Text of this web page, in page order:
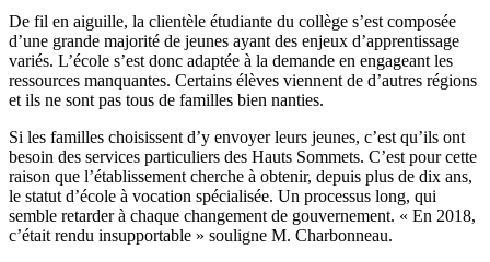
De fil en aiguille, la clientèle étudiante du collège s’est composée
d’une grande majorité de jeunes ayant des enjeux d’apprentissage
variés. L’école s’est donc adaptée à la demande en engageant les
ressources manquantes. Certains élèves viennent de d’autres régions
et ils ne sont pas tous de familles bien nanties.
Si les familles choisissent d’y envoyer leurs jeunes, c’est qu’ils ont
besoin des services particuliers des Hauts Sommets. C’est pour cette
raison que l’établissement cherche à obtenir, depuis plus de dix ans,
le statut d’école à vocation spécialisée. Un processus long, qui
semble retarder à chaque changement de gouvernement. « En 2018,
c’était rendu insupportable » souligne M. Charbonneau.